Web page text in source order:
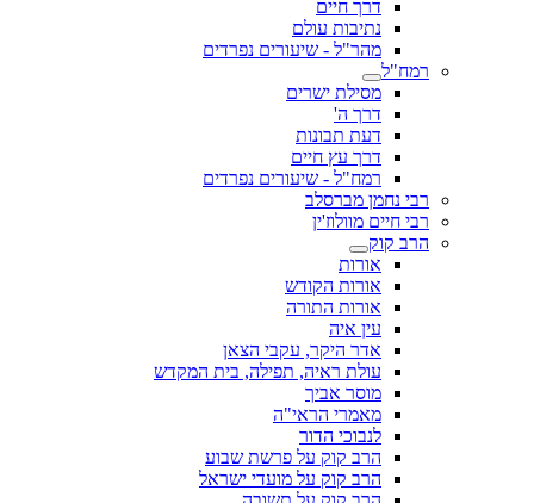
דרך חיים
נתיבות עולם
מהר"ל - שיעורים נפרדים
רמח"ל
מסילת ישרים
דרך ה'
דעת תבונות
דרך עץ חיים
רמח"ל - שיעורים נפרדים
רבי נחמן מברסלב
רבי חיים מוולוז'ין
הרב קוק
אורות
אורות הקודש
אורות התורה
עין איה
אדר היקר, עקבי הצאן
עולת ראיה, תפילה, בית המקדש
מוסר אביך
מאמרי הראי"ה
לנבוכי הדור
הרב קוק על פרשת שבוע
הרב קוק על מועדי ישראל